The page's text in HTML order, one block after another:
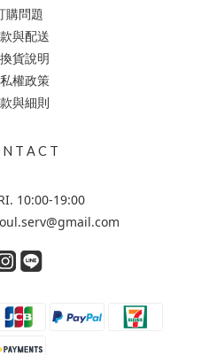
購問題
與配送
貨說明
權政策
與細則
N T A C T
10:00-19:00